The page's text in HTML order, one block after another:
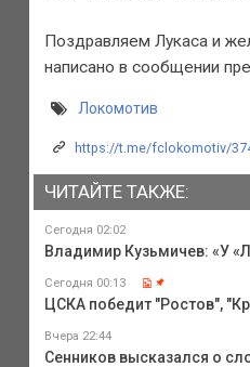
Поздравляем Лукаса и
написано в сообщении
Локомотив
https://t.me/fclokomotiv/
ЧИТАЙТЕ ТАКЖЕ:
Сегодня 02:02
Владимир Кузьмичев: «У
Сегодня 00:13
ЦСКА победит "Ростов",
Вчера 22:44
Сенников высказался о